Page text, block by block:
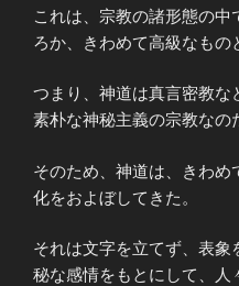
これは、宗教の諸形態の中
ろか、きわめて高級なもの
つまり、神道は真言密教な
素朴な神秘主義の宗教なの
そのため、神道は、きわ
化をおよぼしてきた。
それは文字を立てず、表象
秘な感情をもとにして、人